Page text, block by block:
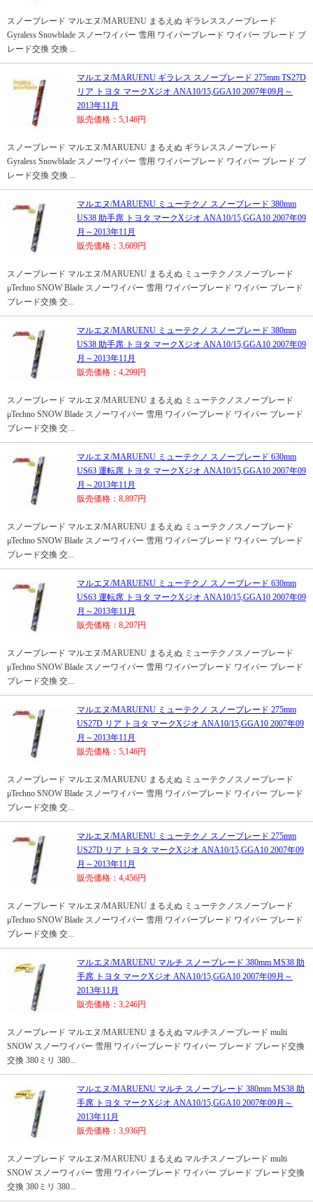
スノーブレード マルエヌ/MARUENU まるえぬ ギラレススノーブレード
Gyraless Snowblade スノーワイパー 雪用 ワイパーブレード ワイパー ブレード ブ
レード交換 交換 ...
マルエヌ/MARUENU ギラレス スノーブレード 275mm TS27D
リア トヨタ マークXジオ ANA10/15,GGA10 2007年09月～
2013年11月
販売価格：5,146円
スノーブレード マルエヌ/MARUENU まるえぬ ギラレススノーブレード
Gyraless Snowblade スノーワイパー 雪用 ワイパーブレード ワイパー ブレード ブ
レード交換 交換 ...
マルエヌ/MARUENU ミューテクノ スノーブレード 380mm
US38 助手席 トヨタ マークXジオ ANA10/15,GGA10 2007年09
月～2013年11月
販売価格：3,609円
スノーブレード マルエヌ/MARUENU まるえぬ ミューテクノスノーブレード
μTechno SNOW Blade スノーワイパー 雪用 ワイパーブレード ワイパー ブレード
ブレード交換 交...
マルエヌ/MARUENU ミューテクノ スノーブレード 380mm
US38 助手席 トヨタ マークXジオ ANA10/15,GGA10 2007年09
月～2013年11月
販売価格：4,299円
スノーブレード マルエヌ/MARUENU まるえぬ ミューテクノスノーブレード
μTechno SNOW Blade スノーワイパー 雪用 ワイパーブレード ワイパー ブレード
ブレード交換 交...
マルエヌ/MARUENU ミューテクノ スノーブレード 630mm
US63 運転席 トヨタ マークXジオ ANA10/15,GGA10 2007年09
月～2013年11月
販売価格：8,897円
スノーブレード マルエヌ/MARUENU まるえぬ ミューテクノスノーブレード
μTechno SNOW Blade スノーワイパー 雪用 ワイパーブレード ワイパー ブレード
ブレード交換 交...
マルエヌ/MARUENU ミューテクノ スノーブレード 630mm
US63 運転席 トヨタ マークXジオ ANA10/15,GGA10 2007年09
月～2013年11月
販売価格：8,207円
スノーブレード マルエヌ/MARUENU まるえぬ ミューテクノスノーブレード
μTechno SNOW Blade スノーワイパー 雪用 ワイパーブレード ワイパー ブレード
ブレード交換 交...
マルエヌ/MARUENU ミューテクノ スノーブレード 275mm
US27D リア トヨタ マークXジオ ANA10/15,GGA10 2007年09
月～2013年11月
販売価格：5,146円
スノーブレード マルエヌ/MARUENU まるえぬ ミューテクノスノーブレード
μTechno SNOW Blade スノーワイパー 雪用 ワイパーブレード ワイパー ブレード
ブレード交換 交...
マルエヌ/MARUENU ミューテクノ スノーブレード 275mm
US27D リア トヨタ マークXジオ ANA10/15,GGA10 2007年09
月～2013年11月
販売価格：4,456円
スノーブレード マルエヌ/MARUENU まるえぬ ミューテクノスノーブレード
μTechno SNOW Blade スノーワイパー 雪用 ワイパーブレード ワイパー ブレード
ブレード交換 交...
マルエヌ/MARUENU マルチ スノーブレード 380mm MS38 助
手席 トヨタ マークXジオ ANA10/15,GGA10 2007年09月～
2013年11月
販売価格：3,246円
スノーブレード マルエヌ/MARUENU まるえぬ マルチスノーブレード multi
SNOW スノーワイパー 雪用 ワイパーブレード ワイパー ブレード ブレード交換
交換 380ミリ 380...
マルエヌ/MARUENU マルチ スノーブレード 380mm MS38 助
手席 トヨタ マークXジオ ANA10/15,GGA10 2007年09月～
2013年11月
販売価格：3,936円
スノーブレード マルエヌ/MARUENU まるえぬ マルチスノーブレード multi
SNOW スノーワイパー 雪用 ワイパーブレード ワイパー ブレード ブレード交換
交換 380ミリ 380...